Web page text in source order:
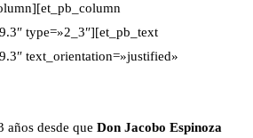
type=»2_3″][et_pb_text
text_orientation=»justified»
años desde que Don Jacobo Espinoza